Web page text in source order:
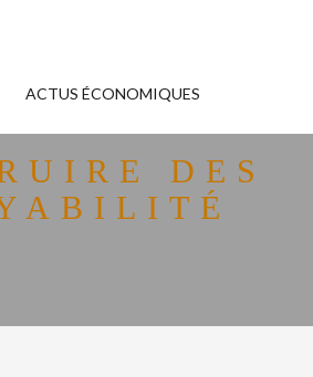
ACTUS ÉCONOMIQUES
DES